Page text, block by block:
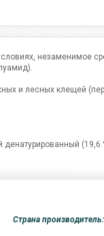
незаменимое
и лесных клещей
Страна производитель: